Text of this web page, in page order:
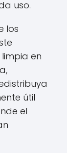
uso.
los
en
útil
el